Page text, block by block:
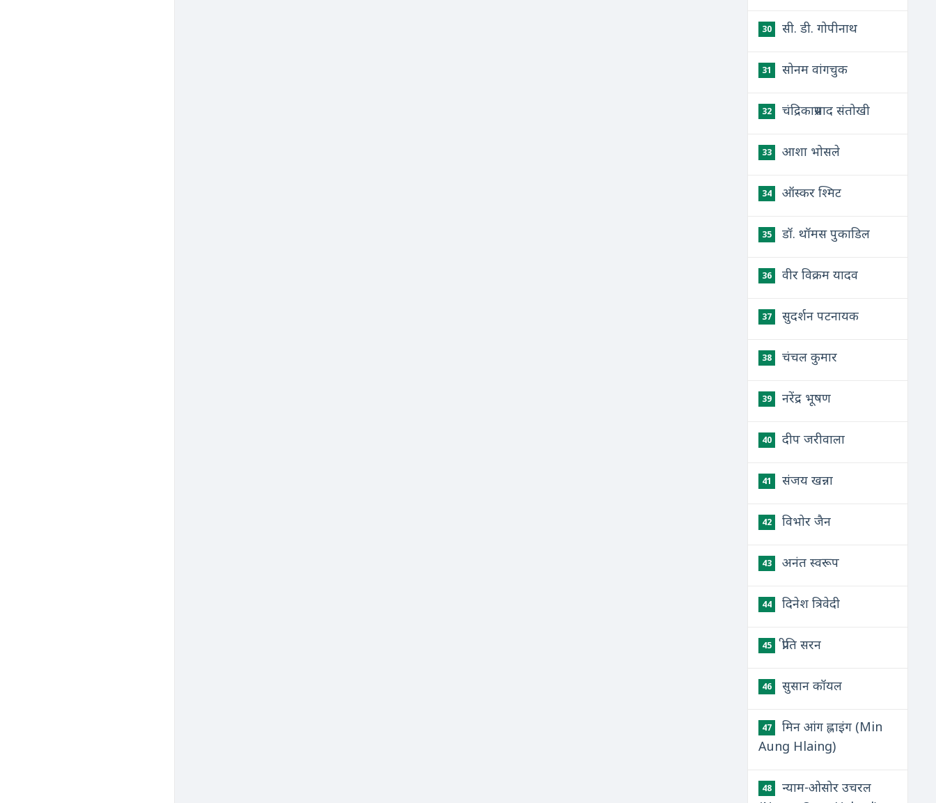
30 सी. डी. गोपीनाथ
31 सोनम वांगचुक
32 चंद्रिकाप्रसाद संतोखी
33 आशा भोसले
34 ऑस्कर श्मिट
35 डॉ. थॉमस पुकाडिल
36 वीर विक्रम यादव
37 सुदर्शन पटनायक
38 चंचल कुमार
39 नरेंद्र भूषण
40 दीप जरीवाला
41 संजय खन्ना
42 विभोर जैन
43 अनंत स्वरूप
44 दिनेश त्रिवेदी
45 प्रीति सरन
46 सुसान कॉयल
47
मिन आंग ह्लाइंग (Min
Aung Hlaing)
48
न्याम-ओसोर उचरल